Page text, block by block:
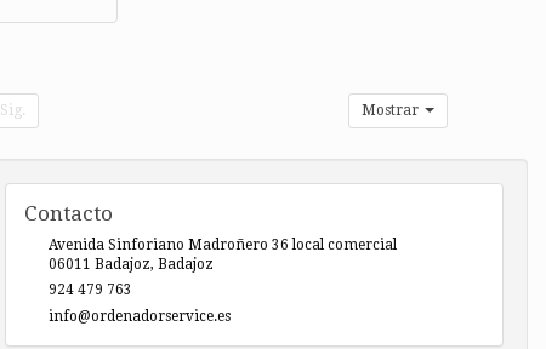
Sig. Mostrar
Contacto
Avenida Sinforiano Madroñero 36 local comercial
06011 Badajoz, Badajoz
924 479 763
info@ordenadorservice.es